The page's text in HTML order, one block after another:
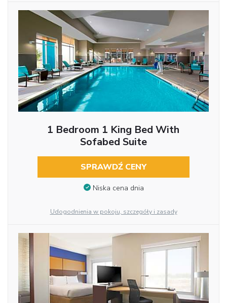
1 Bedroom 1 King Bed With
Sofabed Suite
SPRAWDŹ CENY
Niska cena dnia
Udogodnienia w pokoju, szczegóły i zasady